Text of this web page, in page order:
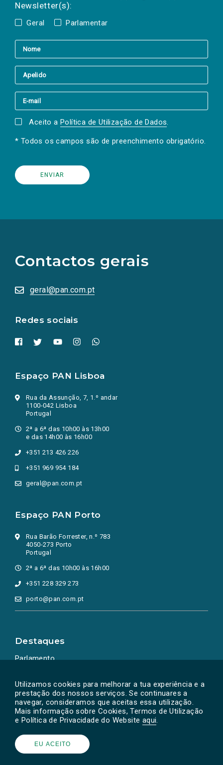
Utilizamos cookies para melhorar a tua experiência e a
prestação dos nossos serviços. Se continuares a
navegar, consideramos que aceitas essa utilização.
Mais informação sobre Cookies, Termos de Utilização
e Política de Privacidade do Website aqui.
EU ACEITO
Newsletter(s):
Geral Parlamentar
Aceito a Política de Utilização de Dados.
* Todos os campos são de preenchimento obrigatório.
Contactos gerais
geral@pan.com.pt
Redes sociais
redes
sociais
numa
nova
Espaço PAN Lisboa
Rua da Assunção, 7, 1.º andar
1100-042 Lisboa
Portugal
2ª a 6ª das 10h00 às 13h00
e das 14h00 às 16h00
+351 213 426 226
+351 969 954 184
geral@pan.com.pt
Espaço PAN Porto
Rua Barão Forrester, n.º 783
4050-273 Porto
Portugal
2ª a 6ª das 10h00 às 16h00
+351 228 329 273
porto@pan.com.pt
Destaques
Parlamento
Powered by © PAN 2026